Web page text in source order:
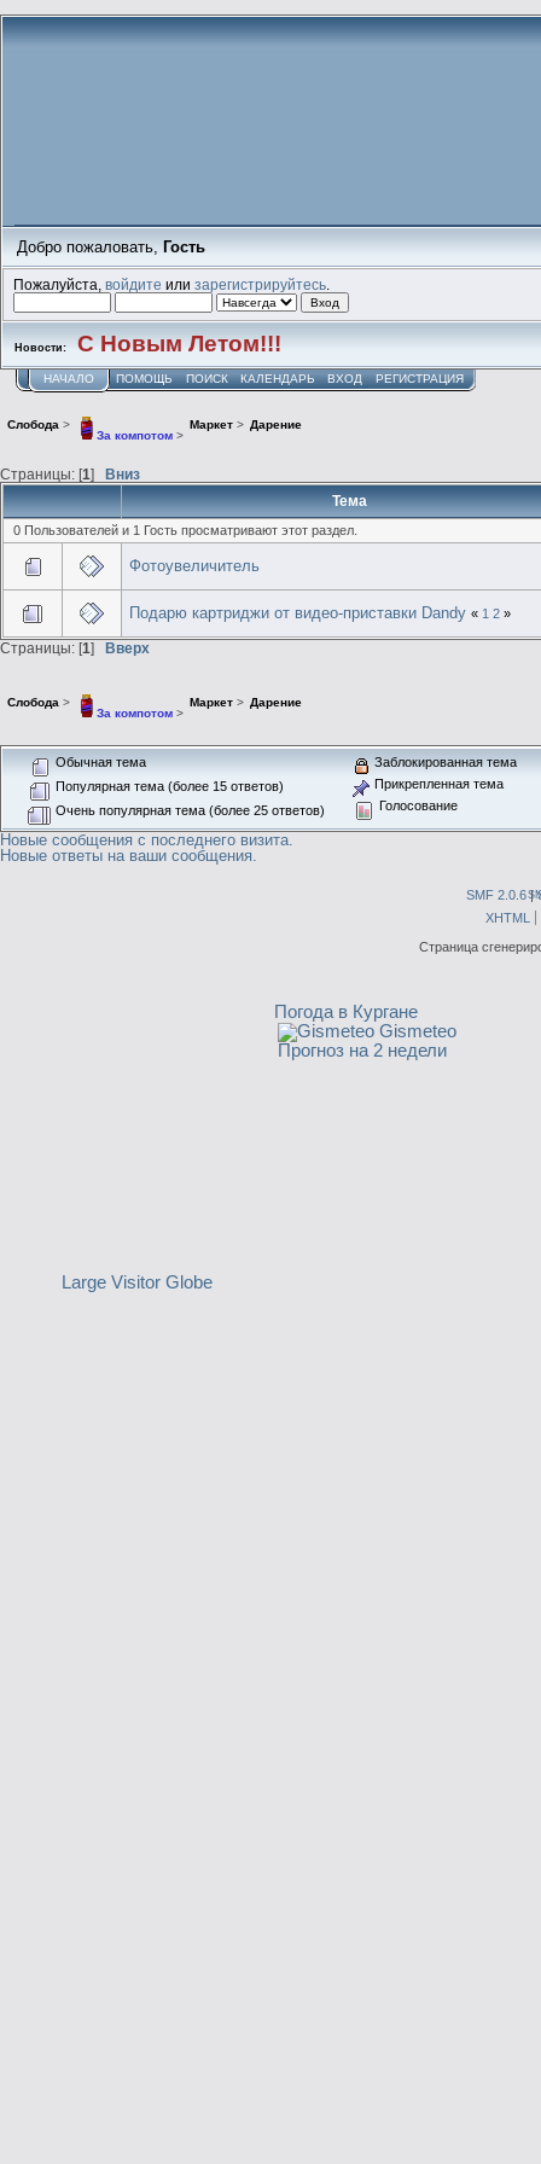
Добро пожаловать, Гость
Пожалуйста,войдите илизарегистрируйтесь
Новости: С Новым Летом!!!
НАЧАЛО ПОМОЩЬ ПОИСК КАЛЕНДАРЬ ВХОД РЕГИСТРАЦИЯ
Слобода >
За компотом>
Маркет> Дарение
Страницы: [1] Вниз
Тема
0 Пользователей и 1 Гость просматривают этот раздел.
Фотоувеличитель
Подарю картриджи от видео-приставки Dandy « 1 2 »
Страницы: [1] Вверх
Слобода >
За компотом>
Маркет> Дарение
Обычная тема
Популярная тема (более 15 ответов)
Очень популярная тема (более 25 ответов)
Заблокированная тема
Прикрепленная тема
Голосование
Новые сообщения с последнего визита.
Новые ответы на ваши сообщения.
SMF 2.0.6|
XHTML
Страница
Large Visitor Globe
Погода в Кургане
Gismeteo
Прогноз на 2 недели